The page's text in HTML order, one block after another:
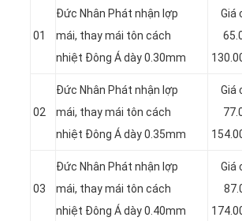
01
Đức Nhân Phát nhận lợp
mái, thay mái tôn cách
nhiệt Đông Á dày 0.30mm
Giá
02
Đức Nhân Phát nhận lợp
mái, thay mái tôn cách
nhiệt Đông Á dày 0.35mm
Giá
03
Đức Nhân Phát nhận lợp
mái, thay mái tôn cách
nhiệt Đông Á dày 0.40mm
Giá